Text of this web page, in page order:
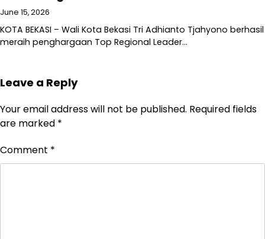
June 15, 2026
KOTA BEKASI – Wali Kota Bekasi Tri Adhianto Tjahyono berhasil
meraih penghargaan Top Regional Leader…
Leave a Reply
Your email address will not be published. Required fields
are marked *
Comment *